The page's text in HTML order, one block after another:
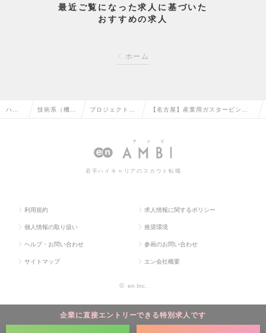
最近ご覧になった求人に基づいた
おすすめの求人
ホーム
企業に直接エントリーできる特別求人です
ハイ 技術系（機 プロジェクトマ
械・自動車）の
【名古屋】産業用ガスタービン発
利厚生充実/川崎重工100%出資の
若手ハイキャリアのスカウト転職
利用規約 求人情報に関するポリシー
個人情報の取り扱い 推奨環境
ヘルプ・お問い合わせ 参画のお問い合わせ
サイトマップ エン会社概要
© en Inc.